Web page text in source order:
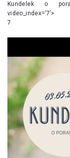
Kundelek o
video_index=’7’>
7